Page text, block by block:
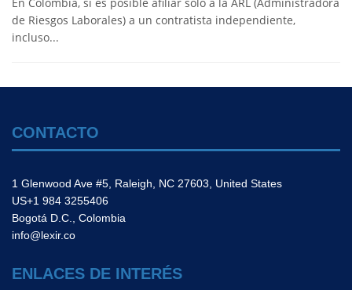
de Riesgos Laborales) a un contratista independiente,
incluso...
CONTACTO
1 Glenwood Ave #5, Raleigh, NC 27603, United States
US+1 984 3255406
Bogotá D.C., Colombia
info@lexir.co
ENLACES DE INTERÉS